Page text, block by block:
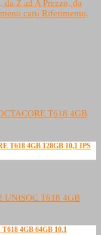
da Z ad A Prezzo, da
caro Riferimento,
T618 4GB 128GB 10,1 IPS
4GB 64GB 10,1